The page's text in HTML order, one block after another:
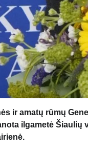
ir amatų rūmų
ilgametė